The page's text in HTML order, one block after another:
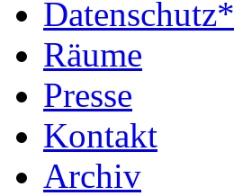
Datenschutz*
Räume
Presse
Kontakt
Archiv